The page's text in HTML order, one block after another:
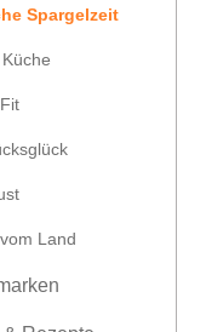
Spargelzeit
Land